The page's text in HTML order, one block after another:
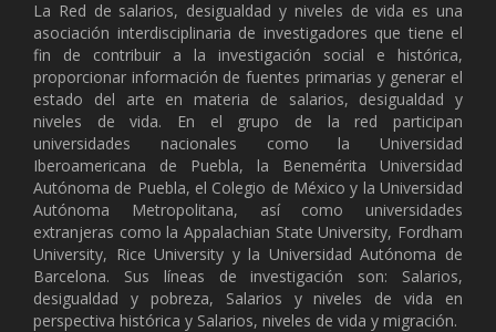
La Red de salarios, desigualdad y niveles de vida es una
asociación interdisciplinaria de investigadores que tiene el
fin de contribuir a la investigación social e histórica,
proporcionar información de fuentes primarias y generar el
estado del arte en materia de salarios, desigualdad y
niveles de vida. En el grupo de la red participan
universidades nacionales como la Universidad
Iberoamericana de Puebla, la Benemérita Universidad
Autónoma de Puebla, el Colegio de México y la Universidad
Autónoma Metropolitana, así como universidades
extranjeras como la Appalachian State University, Fordham
University, Rice University y la Universidad Autónoma de
Barcelona. Sus líneas de investigación son: Salarios,
desigualdad y pobreza, Salarios y niveles de vida en
perspectiva histórica y Salarios, niveles de vida y migración.